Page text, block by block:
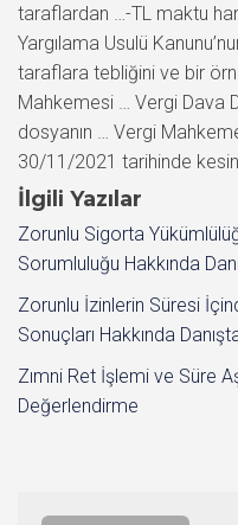
taraflardan …-TL maktu
Yargılama Usulü
taraflara tebliğini ve bir
Mahkemesi … Vergi Dava
dosyanın … Vergi
30/11/2021 tarihinde
İlgili Yazılar
Zorunlu Sigorta
Sorumluluğu Hakkında
Zorunlu İzinlerin Süresi
Sonuçları Hakkında
Zımni Ret İşlemi ve Süre
Değerlendirme